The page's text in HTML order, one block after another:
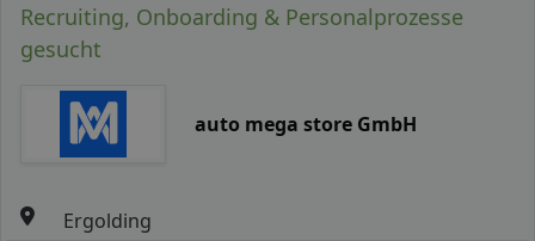
Recruiting, Onboarding & Personalprozesse
gesucht
auto mega store GmbH
Ergolding